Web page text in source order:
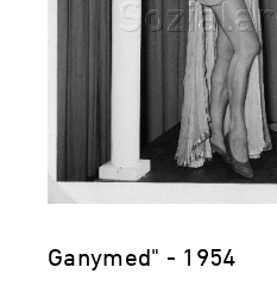
Ganymed" - 1954